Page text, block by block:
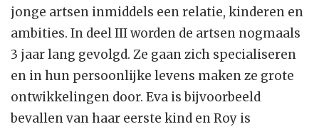
jonge artsen inmiddels een relatie, kinderen en
ambities. In deel III worden de artsen nogmaals
3 jaar lang gevolgd. Ze gaan zich specialiseren
en in hun persoonlijke levens maken ze grote
ontwikkelingen door. Eva is bijvoorbeeld
bevallen van haar eerste kind en Roy is